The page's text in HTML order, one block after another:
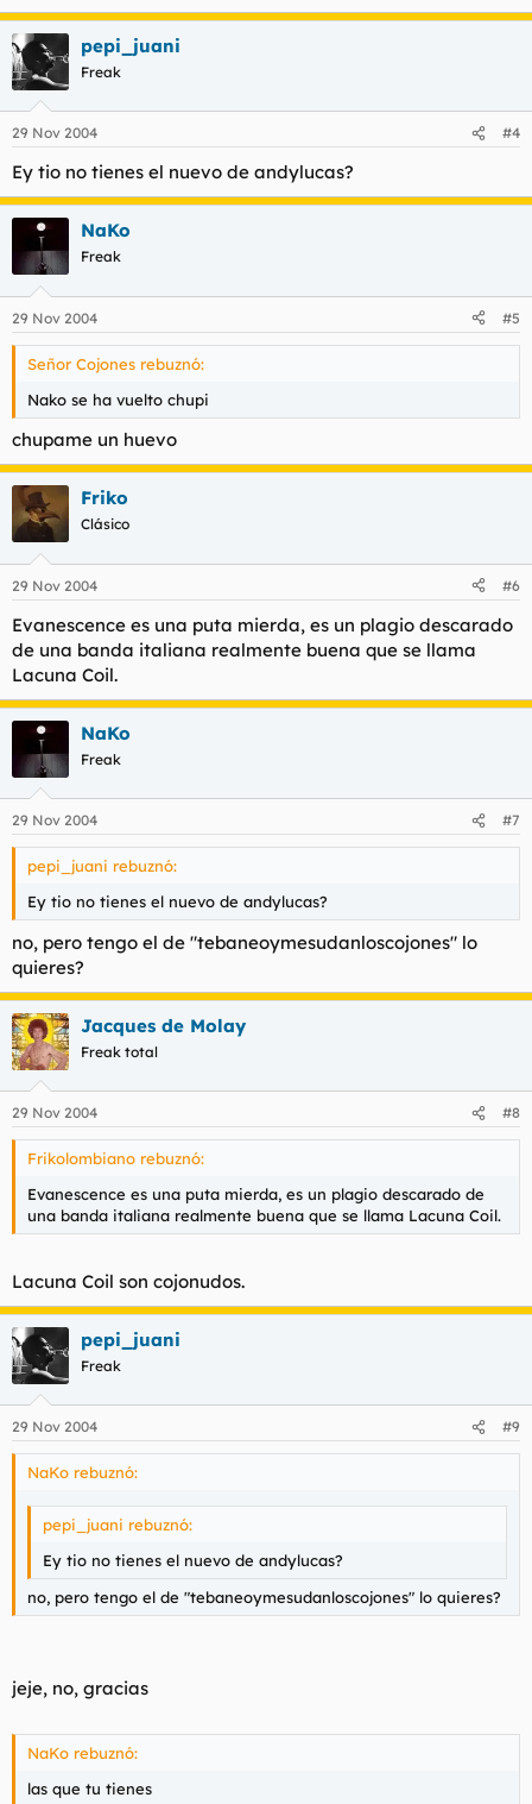
pepi_juani
Freak
29 Nov 2004 #4
Ey tio no tienes el nuevo de andylucas?
NaKo
Freak
29 Nov 2004 #5
Señor Cojones rebuznó:
Nako se ha vuelto chupi
chupame un huevo
Friko
Clásico
29 Nov 2004 #6
Evanescence es una puta mierda, es un plagio descarado
de una banda italiana realmente buena que se llama
Lacuna Coil.
NaKo
Freak
29 Nov 2004 #7
pepi_juani rebuznó:
Ey tio no tienes el nuevo de andylucas?
no, pero tengo el de "tebaneoymesudanloscojones" lo
quieres?
Jacques de Molay
Freak total
29 Nov 2004 #8
Frikolombiano rebuznó:
Evanescence es una puta mierda, es un plagio descarado de
una banda italiana realmente buena que se llama Lacuna Coil.
Lacuna Coil son cojonudos.
pepi_juani
Freak
29 Nov 2004 #9
NaKo rebuznó:
pepi_juani rebuznó:
Ey tio no tienes el nuevo de andylucas?
no, pero tengo el de "tebaneoymesudanloscojones" lo quieres?
jeje, no, gracias
NaKo rebuznó:
las que tu tienes